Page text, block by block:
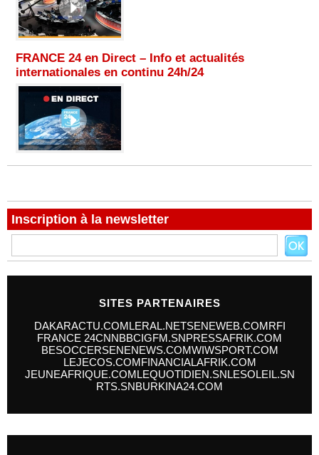
FRANCE 24 en Direct – Info et actualités
internationales en continu 24h/24
Inscription à la newsletter
SITES PARTENAIRES
DAKARACTU.COMLERAL.NETSENEWEB.COMRFI
FRANCE 24CNNBBCIGFM.SNPRESSAFRIK.COM
BESOCCERSENENEWS.COMWIWSPORT.COM
LEJECOS.COMFINANCIALAFRIK.COM
JEUNEAFRIQUE.COMLEQUOTIDIEN.SNLESOLEIL.SN
RTS.SNBURKINA24.COM